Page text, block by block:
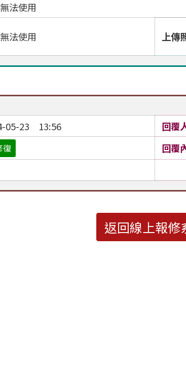
法使用
法使用 上傳
05-23 13:56
回覆
復
回覆
返回線上報修